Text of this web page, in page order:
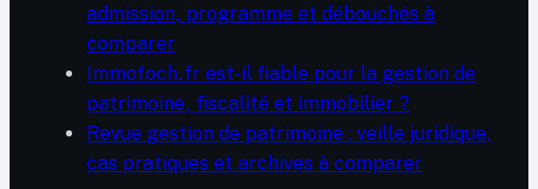
admission, programme et débouchés à
comparer
Immofoch.fr est-il fiable pour la gestion de
patrimoine, fiscalité et immobilier ?
Revue gestion de patrimoine : veille juridique,
cas pratiques et archives à comparer